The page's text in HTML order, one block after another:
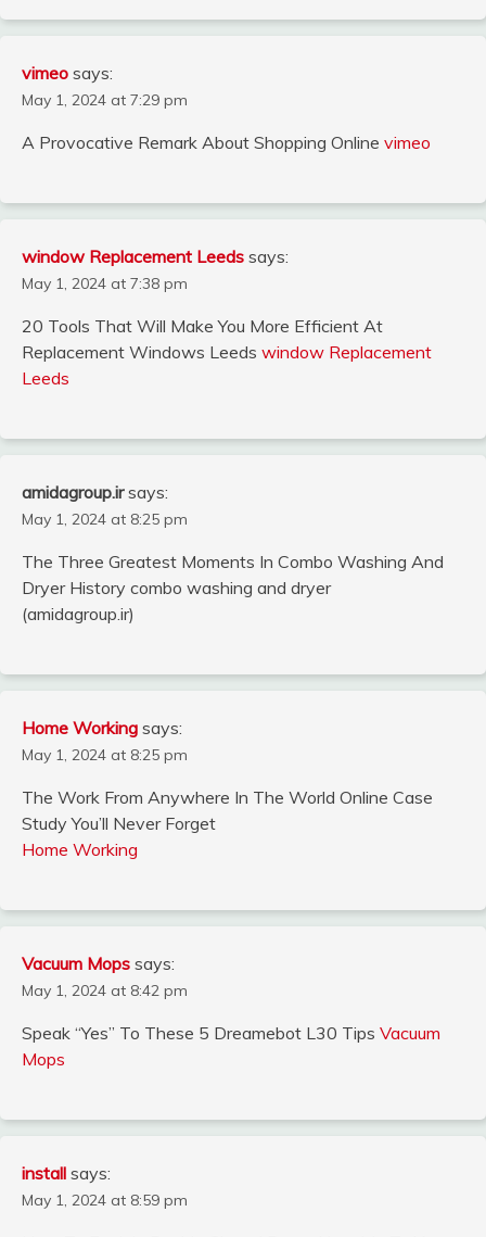
vimeo says:
May 1, 2024 at 7:29 pm
A Provocative Remark About Shopping Online vimeo
window Replacement Leeds says:
May 1, 2024 at 7:38 pm
20 Tools That Will Make You More Efficient At
Replacement Windows Leeds window Replacement
Leeds
amidagroup.ir says:
May 1, 2024 at 8:25 pm
The Three Greatest Moments In Combo Washing And
Dryer History combo washing and dryer
(amidagroup.ir)
Home Working says:
May 1, 2024 at 8:25 pm
The Work From Anywhere In The World Online Case
Study You’ll Never Forget
Home Working
Vacuum Mops says:
May 1, 2024 at 8:42 pm
Speak “Yes” To These 5 Dreamebot L30 Tips Vacuum
Mops
install says:
May 1, 2024 at 8:59 pm